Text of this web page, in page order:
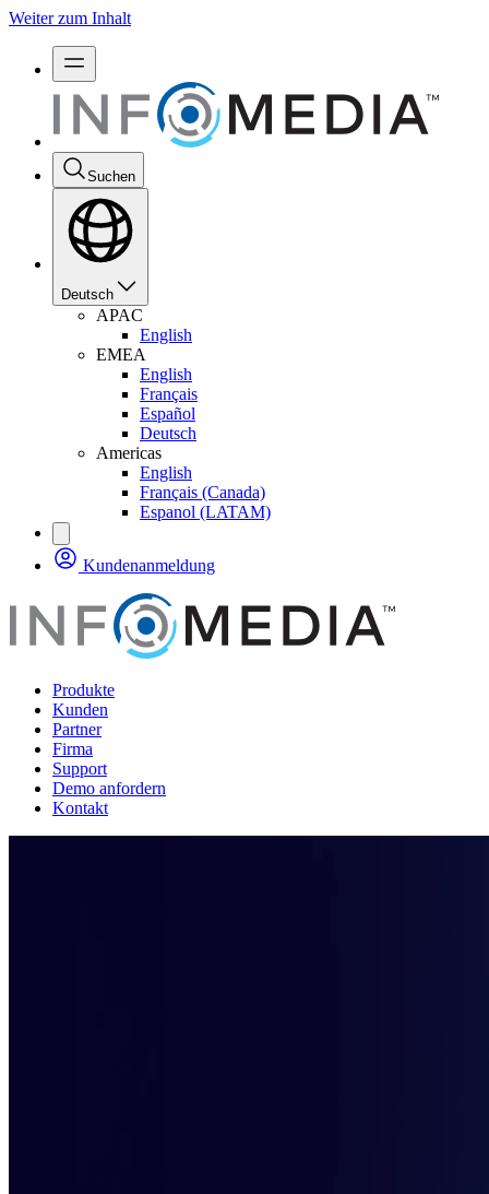
Weiter zum Inhalt
Suchen
Deutsch
APAC
English
EMEA
English
Français
Español
Deutsch
Americas
English
Français (Canada)
Espanol (LATAM)
Kundenanmeldung
Produkte
Kunden
Partner
Firma
Support
Demo anfordern
Kontakt